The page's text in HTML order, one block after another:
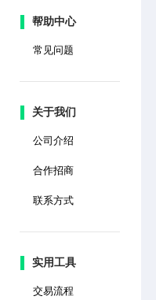
帮助中心
常见问题
关于我们
公司介绍
合作招商
联系方式
实用工具
交易流程